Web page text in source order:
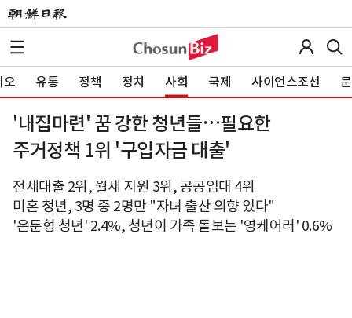
오 유통 정책 정치 사회 국제 사이언스조선
'내집마련' 꿈 강한 청년들…필요한
주거정책 1위 '구입자금 대출'
전세대출 2위, 월세 지원 3위, 공공임대 4위
미혼 청년, 3명 중 2명만 "자녀 출산 의향 있다"
'은둔형 청년' 2.4%, 청년이 가족 돌보는 '영케어러' 0.6%